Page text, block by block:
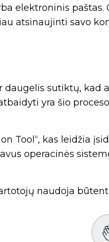
elektroninis paštas.
atsinaujinti savo
daugelis sutiktų, kad
yra šio
Tool“, kas leidžia
operacinės
naudoja būtent